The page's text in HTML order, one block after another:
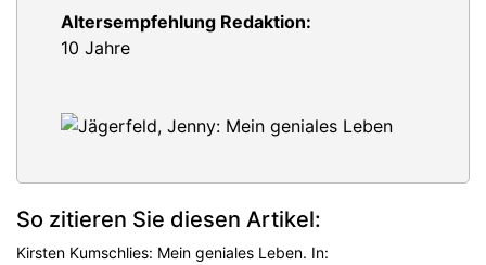
Altersempfehlung Redaktion:
10 Jahre
So zitieren Sie diesen Artikel:
Kirsten Kumschlies: Mein geniales Leben. In: